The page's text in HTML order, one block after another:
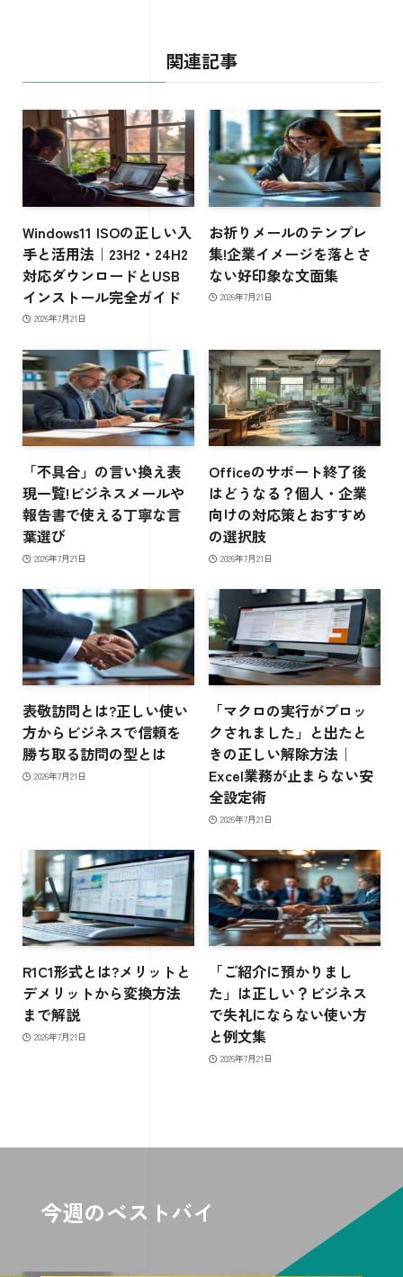
関連記事
Windows11 ISOの正しい入
手と活用法｜23H2・24H2
対応ダウンロードとUSB
インストール完全ガイド
2026年7月21日
お祈りメールのテンプレ
集!企業イメージを落とさ
ない好印象な文面集
2026年7月21日
「不具合」の言い換え表
現一覧!ビジネスメールや
報告書で使える丁寧な言
葉選び
2026年7月21日
Officeのサポート終了後
はどうなる？個人・企業
向けの対応策とおすすめ
の選択肢
2026年7月21日
表敬訪問とは?正しい使い
方からビジネスで信頼を
勝ち取る訪問の型とは
2026年7月21日
「マクロの実行がブロッ
クされました」と出たと
きの正しい解除方法｜
Excel業務が止まらない安
全設定術
2026年7月21日
R1C1形式とは?メリットと
デメリットから変換方法
まで解説
2026年7月21日
「ご紹介に預かりまし
た」は正しい？ビジネス
で失礼にならない使い方
と例文集
2026年7月21日
今週のベストバイ